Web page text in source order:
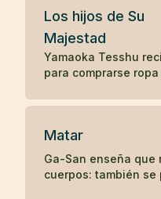
Los hijos de Su
Majestad
Yamaoka Tesshu
para comprarse
Matar
Ga-San enseña
cuerpos: también se